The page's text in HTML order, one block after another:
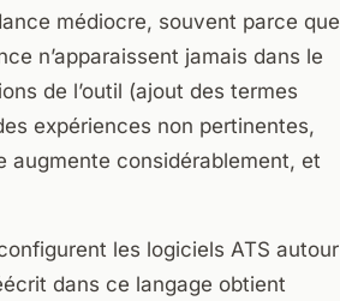
médiocre, souvent parce que
n’apparaissent jamais dans le
de l’outil (ajout des termes
expériences non pertinentes,
augmente considérablement, et
les logiciels ATS autour
dans ce langage obtient